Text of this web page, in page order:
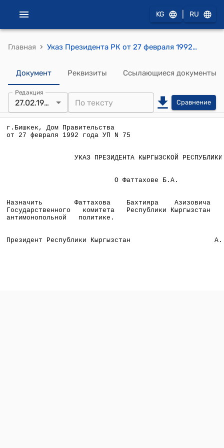
KG RU
Главная › Указ Президента РК от 27 февраля 1992 года №УП-75 "О Фаттахове Б.А."
Документ Реквизиты Ссылающиеся документы
Редакция
27.02.1992 Сравнение